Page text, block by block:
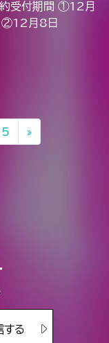
受付期間 ①12月
月8日
5 »
する